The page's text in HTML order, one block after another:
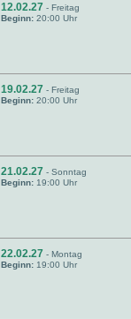
12.02.27 - Freitag
Beginn: 20:00 Uhr
19.02.27 - Freitag
Beginn: 20:00 Uhr
21.02.27 - Sonntag
Beginn: 19:00 Uhr
22.02.27 - Montag
Beginn: 19:00 Uhr